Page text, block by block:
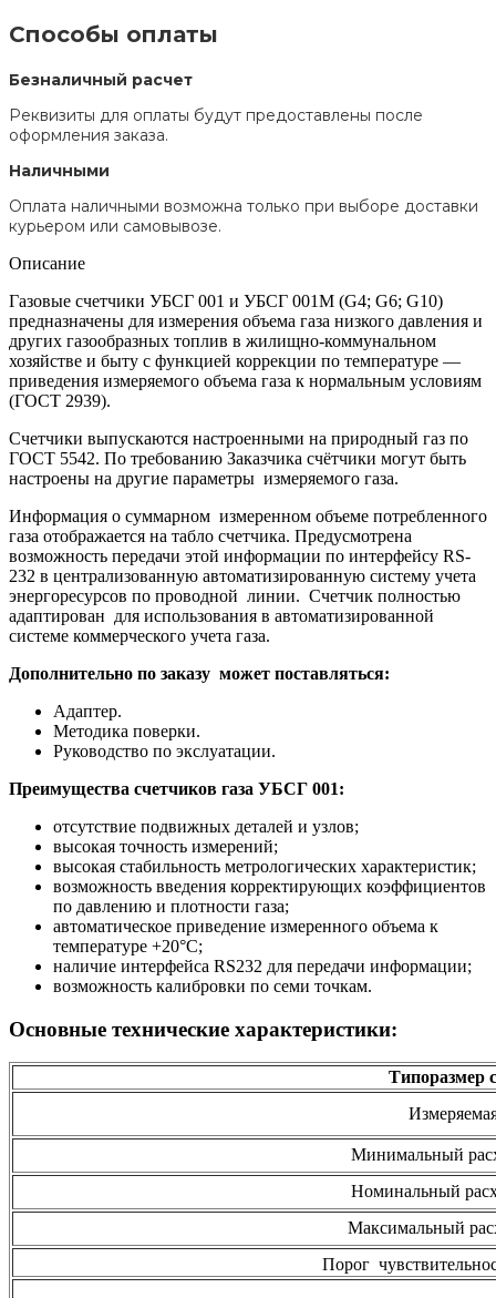
Способы оплаты
Безналичный расчет
Реквизиты для оплаты будут предоставлены после
оформления заказа.
Наличными
Оплата наличными возможна только при выборе доставки
курьером или самовывозе.
Описание
Газовые счетчики УБСГ 001 и УБСГ 001М (G4; G6; G10)
предназначены для измерения объема газа низкого давления и
других газообразных топлив в жилищно-коммунальном
хозяйстве и быту с функцией коррекции по температуре —
приведения измеряемого объема газа к нормальным условиям
(ГОСТ 2939).
Счетчики выпускаются настроенными на природный газ по
ГОСТ 5542. По требованию Заказчика счётчики могут быть
настроены на другие параметры измеряемого газа.
Информация о суммарном измеренном объеме потребленного
газа отображается на табло счетчика. Предусмотрена
возможность передачи этой информации по интерфейсу RS-
232 в централизованную автоматизированную систему учета
энергоресурсов по проводной линии. Счетчик полностью
адаптирован для использования в автоматизированной
системе коммерческого учета газа.
Дополнительно по заказу может поставляться:
Адаптер.
Методика поверки.
Руководство по экслуатации.
Преимущества счетчиков газа УБСГ 001:
отсутствие подвижных деталей и узлов;
высокая точность измерений;
высокая стабильность метрологических характеристик;
возможность введения корректирующих коэффициентов
по давлению и плотности газа;
автоматическое приведение измеренного объема к
температуре +20°С;
наличие интерфейса RS232 для передачи информации;
возможность калибровки по семи точкам.
Основные технические характеристики:
Типоразмер
Минимальный
Номинальный
Максимальный
Порог